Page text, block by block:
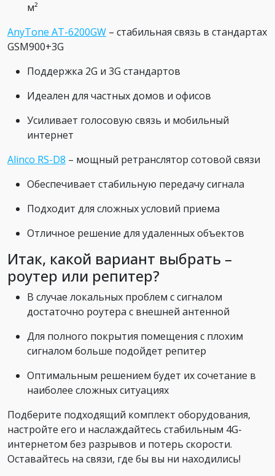
м²
AnyTone AT-6200GW – стабильная связь в стандартах
GSM900+3G
Поддержка 2G и 3G стандартов
Идеален для частных домов и офисов
Усиливает голосовую связь и мобильный
интернет
Alinco RS-D8 – мощный ретранслятор сотовой связи
Обеспечивает стабильную передачу сигнала
Подходит для сложных условий приема
Отличное решение для удаленных объектов
Итак, какой вариант выбрать –
роутер или репитер?
В случае локальных проблем с сигналом
достаточно роутера с внешней антенной
Для полного покрытия помещения с плохим
сигналом больше подойдет репитер
Оптимальным решением будет их сочетание в
наиболее сложных ситуациях
Подберите подходящий комплект оборудования,
настройте его и наслаждайтесь стабильным 4G-
интернетом без разрывов и потерь скорости.
Оставайтесь на связи, где бы вы ни находились!